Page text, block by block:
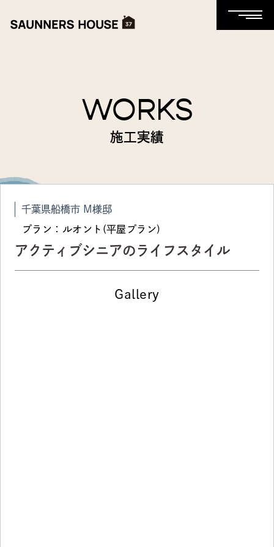
WORKS
施工実績
千葉県船橋市 M様邸
プラン：ルオント(平屋プラン)
アクティブシニアのライフスタイル
Gallery